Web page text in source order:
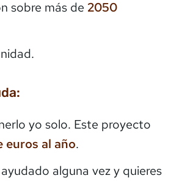
sobre más de 2050
yo solo. Este proyecto
euros al año.
alguna vez y quieres